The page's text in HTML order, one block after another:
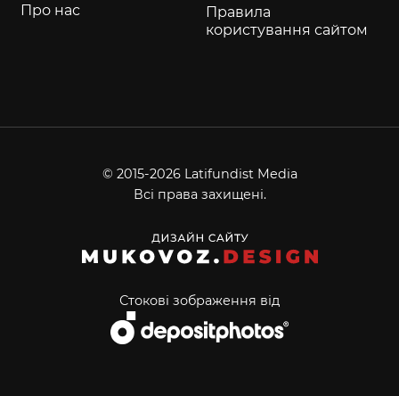
Про нас
Правила
користування сайтом
© 2015-2026 Latifundist Media
Всі права захищені.
Стокові зображення від